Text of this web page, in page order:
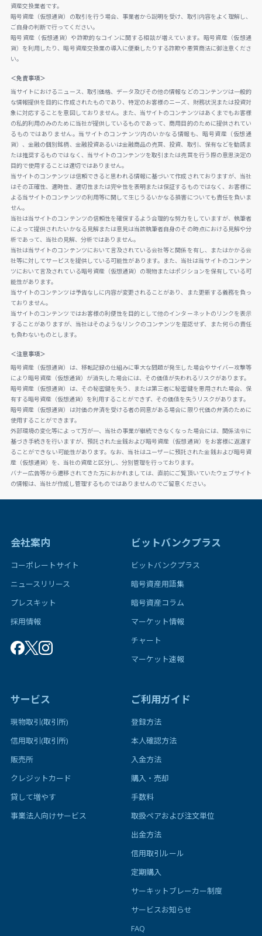
資産交換業者です。
暗号資産（仮想通貨）の取引を行う場合、事業者から説明を受け、取引内容をよく理解し、
ご自身の判断で行ってください。
暗号資産（仮想通貨）や詐欺的なコインに関する相談が増えています。暗号資産（仮想通
貨）を利用したり、暗号資産交換業の導入に便乗したりする詐欺や悪質商法に御注意くださ
い。
＜免責事項＞
当サイトにおけるニュース、取引価格、データ及びその他の情報などのコンテンツは一般的
な情報提供を目的に作成されたものであり、特定のお客様のニーズ、財務状況または投資対
象に対応することを意図しておりません。また、当サイトのコンテンツはあくまでもお客様
の私的利用のみのために当社が提供しているものであって、商用目的のために提供されてい
るものではありません。当サイトのコンテンツ内のいかなる情報も、暗号資産（仮想通
貨）、金融の個別銘柄、金融投資あるいは金融商品の売買、投資、取引、保有などを勧誘ま
たは推奨するものではなく、当サイトのコンテンツを取引または売買を行う際の意思決定の
目的で使用することは適切ではありません。
当サイトのコンテンツは信頼できると思われる情報に基づいて作成されておりますが、当社
はその正確性、適時性、適切性または完全性を表明または保証するものではなく、お客様に
よる当サイトのコンテンツの利用等に関して生じうるいかなる損害についても責任を負いま
せん。
当社は当サイトのコンテンツの信頼性を確保するよう合理的な努力をしていますが、執筆者
によって提供されたいかなる見解または意見は当該執筆者自身のその時点における見解や分
析であって、当社の見解、分析ではありません。
当社は当サイトのコンテンツにおいて言及されている会社等と関係を有し、またはかかる会
社等に対してサービスを提供している可能性があります。また、当社は当サイトのコンテン
ツにおいて言及されている暗号資産（仮想通貨）の現物またはポジションを保有している可
能性があります。
当サイトのコンテンツは予告なしに内容が変更されることがあり、また更新する義務を負っ
ておりません。
当サイトのコンテンツではお客様の利便性を目的として他のインターネットのリンクを表示
することがありますが、当社はそのようなリンクのコンテンツを是認せず、また何らの責任
も負わないものとします。
＜注意事項＞
暗号資産（仮想通貨）は、移転記録の仕組みに重大な問題が発生した場合やサイバー攻撃等
により暗号資産（仮想通貨）が消失した場合には、その価値が失われるリスクがあります。
暗号資産（仮想通貨）は、その秘密鍵を失う、または第三者に秘密鍵を悪用された場合、保
有する暗号資産（仮想通貨）を利用することができず、その価値を失うリスクがあります。
暗号資産（仮想通貨）は対価の弁済を受ける者の同意がある場合に限り代価の弁済のために
使用することができます。
外部環境の変化等によって万が一、当社の事業が継続できなくなった場合には、関係法令に
基づき手続きを行いますが、預託された金銭および暗号資産（仮想通貨）をお客様に返還す
ることができない可能性があります。なお、当社はユーザーに預託された金銭および暗号資
産（仮想通貨）を、当社の資産と区分し、分別管理を行っております。
バナー広告等から遷移されてきた方におかれましては、直前にご覧頂いていたウェブサイト
の情報は、当社が作成し管理するものではありませんのでご留意ください。
会社案内
コーポレートサイト
ニュースリリース
プレスキット
採用情報
ビットバンクプラス
ビットバンクプラス
暗号資産用語集
暗号資産コラム
マーケット情報
チャート
マーケット速報
サービス
現物取引(取引所)
信用取引(取引所)
販売所
クレジットカード
貸して増やす
事業法人向けサービス
ご利用ガイド
登録方法
本人確認方法
入金方法
購入・売却
手数料
取扱ペアおよび注文単位
出金方法
信用取引ルール
定期購入
サーキットブレーカー制度
サービスお知らせ
FAQ